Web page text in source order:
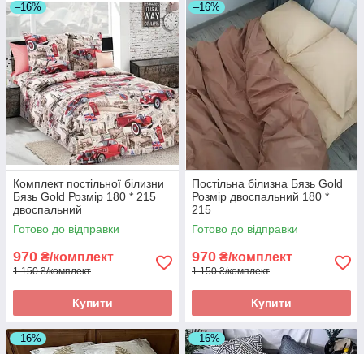
–16%
Комплект постільної білизни
Бязь Gold Розмір 180 * 215
двоспальний
Готово до відправки
970 ₴/комплект
1 150 ₴/комплект
Купити
–16%
Постільна білизна Бязь Gold
Розмір двоспальний 180 *
215
Готово до відправки
970 ₴/комплект
1 150 ₴/комплект
Купити
–16% –16%